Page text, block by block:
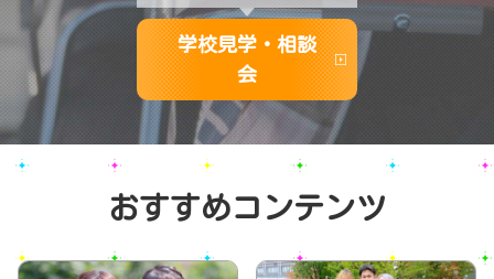
学校見学・相談
会
おすすめコンテンツ